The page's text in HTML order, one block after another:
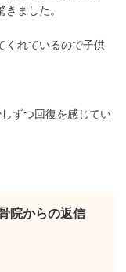
ました。
くれているので子供
ずつ回復を感じてい
院からの返信